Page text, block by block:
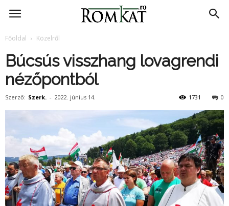
RomKat.ro
Főoldal Közelről
Búcsús visszhang lovagrendi
nézőpontból
Szerző: Szerk. - 2022. június 14. 0
1731